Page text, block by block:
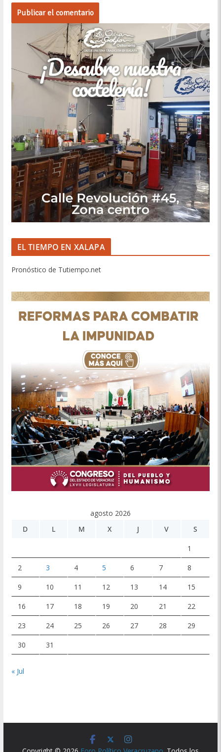
EL TIEMPO EN XALAPA
Pronóstico de Tutiempo.net
agosto 2026
D
L M X J V S
1
2 3 4 5 6 7 8
9 10 11 12 13 14 15
16 17 18 19 20 21 22
23 24 25 26 27 28 29
30 31
« Jul